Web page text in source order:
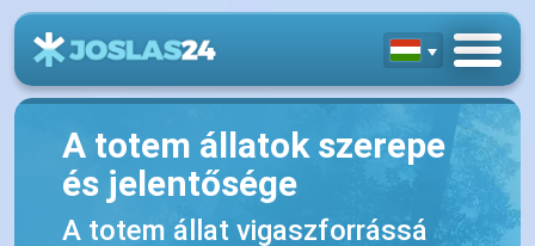
A totem állatok szerepe
és jelentősége
A totem állat vigaszforrássá